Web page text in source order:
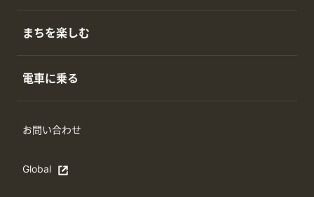
まちを楽しむ
電車に乗る
お問い合わせ
Global
Open in a new window